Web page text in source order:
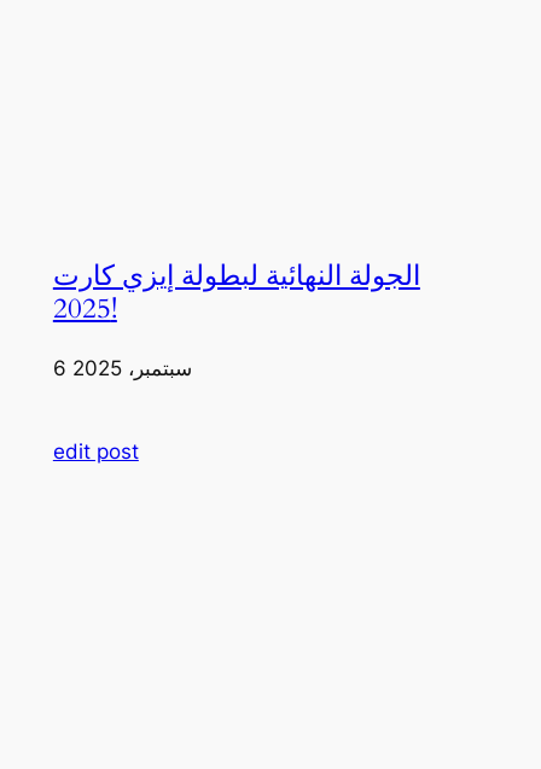
الجولة النهائية لبطولة إيزي كارت
2025!
6 سبتمبر، 2025
edit post